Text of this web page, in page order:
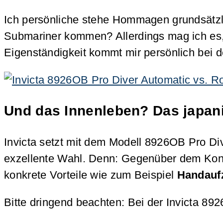
Ich persönliche stehe Hommagen
Submariner kommen? Allerdings mag ich
Eigenständigkeit kommt mir persönlich bei
Und das Innenleben? Das
Invicta setzt mit dem Modell 8926OB Pro
exzellente Wahl. Denn: Gegenüber dem
konkrete Vorteile wie zum Beispiel
Bitte dringend beachten: Bei der Invicta